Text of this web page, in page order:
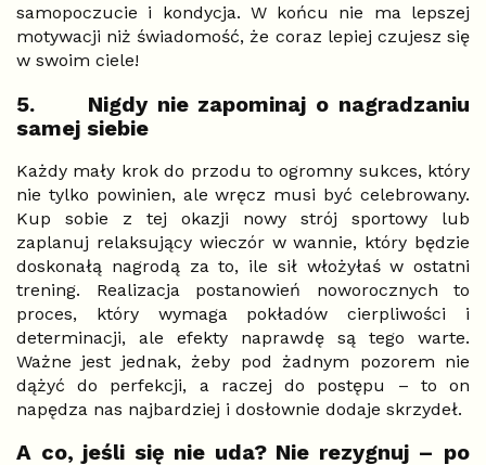
samopoczucie i kondycja. W końcu nie ma lepszej
motywacji niż świadomość, że coraz lepiej czujesz się
w swoim ciele!
5.
Nigdy nie zapominaj o nagradzaniu
samej siebie
Każdy mały krok do przodu to ogromny sukces, który
nie tylko powinien, ale wręcz musi być celebrowany.
Kup sobie z tej okazji nowy strój sportowy lub
zaplanuj relaksujący wieczór w wannie, który będzie
doskonałą nagrodą za to, ile sił włożyłaś w ostatni
trening. Realizacja postanowień noworocznych to
proces, który wymaga pokładów cierpliwości i
determinacji, ale efekty naprawdę są tego warte.
Ważne jest jednak, żeby pod żadnym pozorem nie
dążyć do perfekcji, a raczej do postępu – to on
napędza nas najbardziej i dosłownie dodaje skrzydeł.
A co, jeśli się nie uda? Nie rezygnuj – po